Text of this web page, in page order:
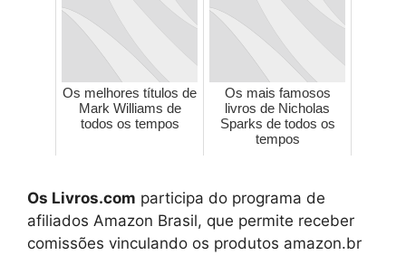
Os melhores títulos de
Mark Williams de
todos os tempos
Os mais famosos
livros de Nicholas
Sparks de todos os
tempos
Os Livros.com participa do programa de
afiliados Amazon Brasil, que permite receber
comissões vinculando os produtos amazon.br